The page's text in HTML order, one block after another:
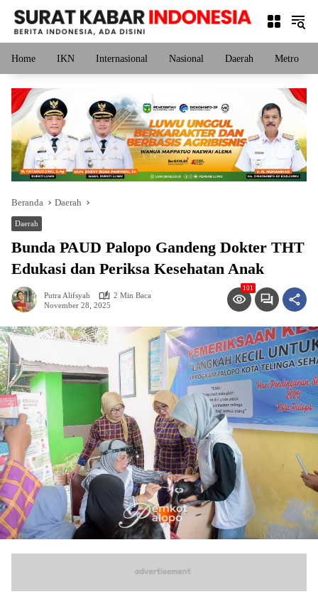
Langsung
konten
Home IKN Internasional Nasional Daerah Metro
Beranda Daerah
Daerah
Bunda PAUD Palopo Gandeng Dokter THT
Edukasi dan Periksa Kesehatan Anak
Putra Alifsyah
2 Min Baca
November 28, 2025
101